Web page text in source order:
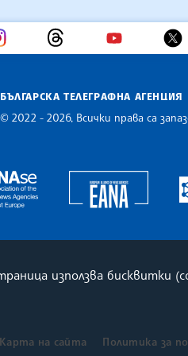
БЪЛГАРСКА ТЕЛЕГРАФНА АГЕНЦИЯ
© 2022 - 2026, Всички права са
The Assocoation of the
Карта на сайта
Политика за
използва бисквитки